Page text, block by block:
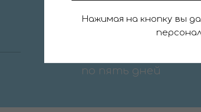
Нажимая на кнопку вы
5
по пять дней